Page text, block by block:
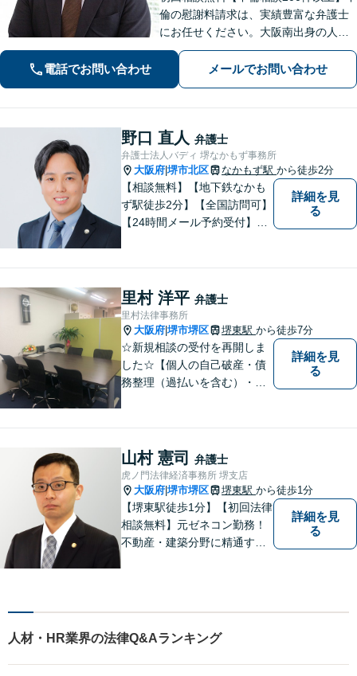
倫の慰謝料請求は、実績豊富な弁護士
にお任せください。大阪南出身の人情
派弁護士が対応【交通事故も強い】交
通事故に遭われてお困りの方はお気軽
にお電話ください【当日／夜間／休日
電話でお問い合わせ メールでお問い合わせ
野口 直人 弁護士
弁護士法人バディ 堺なかもず事務所
大阪府 堺市北区 なかもず駅 から徒歩2分
【相談無料】【地下鉄なかも
ず駅徒歩2分】【全国訪問可】
【24時間メール予約受付】
ます。
詳細を見
る
里村 洋平 弁護士
里村法律事務所
大阪府 堺市堺区 堺東駅 から徒歩7分
☆新規相談の受付を再開しま
した☆【個人の自己破産・債
務整理（過払いを含む）・法
回相談無料（特に時間制限は
ありません）】【堺東徒歩７
分】【分割払い・法テラス利
用もご相談下さい】
詳細を見
る
山村 憲司 弁護士
虎ノ門法律経済事務所 堺支店
大阪府 堺市堺区 堺東駅 から徒歩1分
【堺東駅徒歩1分】【初回法律
相談無料】元ゼネコン勤務！
不動産・建築分野に精通する
す！全国の支店ネットワーク
を活かし、迅速な解決を目指
します。【夜間土日祝可】
詳細を見
る
人材・HR業界の法律Q&Aランキング